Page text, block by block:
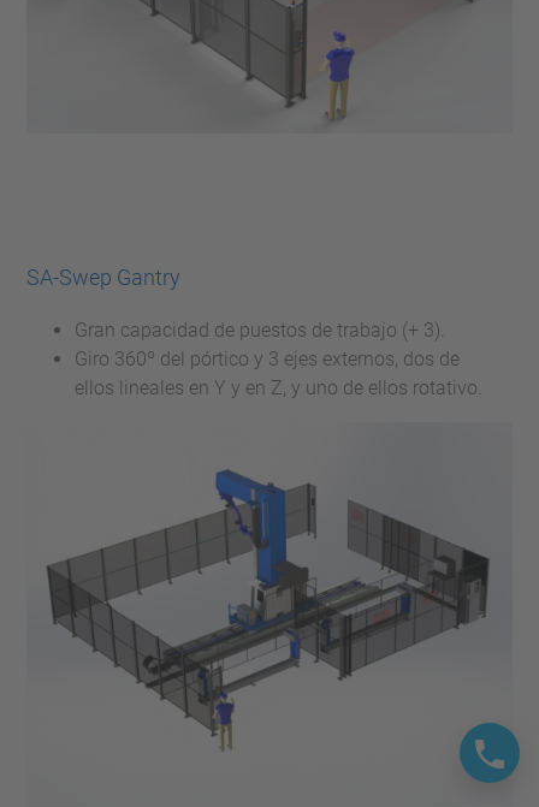
SA-Swep Gantry
Gran capacidad de puestos de trabajo (+ 3).
Giro 360º del pórtico y 3 ejes externos, dos de
ellos lineales en Y y en Z, y uno de ellos rotativo.